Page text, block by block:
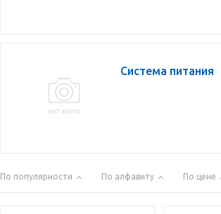
Система питания
По популярности По алфавиту По цене